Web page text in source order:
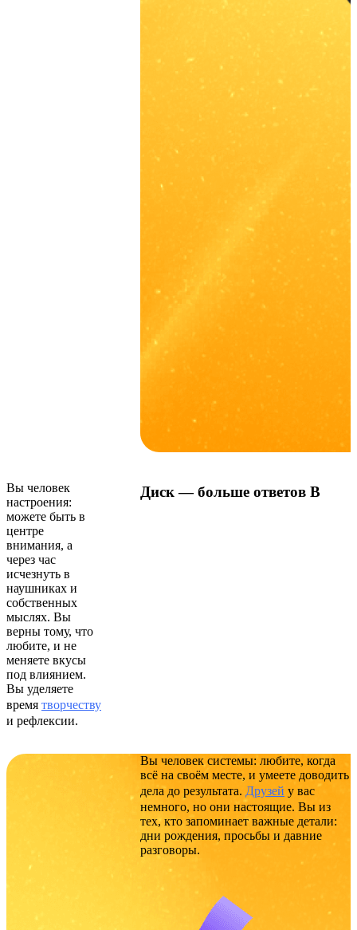
Вы человек
настроения:
можете быть в
центре
внимания, а
через час
исчезнуть в
наушниках и
собственных
мыслях. Вы
верны тому, что
любите, и не
меняете вкусы
под влиянием.
Вы уделяете
время творчеству
и рефлексии.
Диск — больше ответов В
Вы человек системы: любите, когда
всё на своём месте, и умеете доводить
дела до результата. Друзей у вас
немного, но они настоящие. Вы из
тех, кто запоминает важные детали:
дни рождения, просьбы и давние
разговоры.